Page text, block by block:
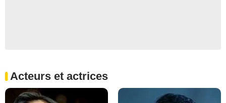
Acteurs et actrices